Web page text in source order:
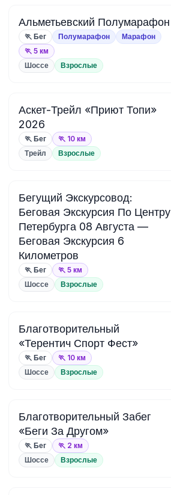
Альметьевский Полумарафон
🏃 Бег Полумарафон
Марафон
🏃 5 км
Шоссе Взрослые
Аскет-Трейл «Приют Топи»
2026
🏃 Бег
🏃 10 км
Трейл
Взрослые
Бегущий Экскурсовод:
Беговая Экскурсия По Центру
Петербурга 08 Августа —
Беговая Экскурсия 6
Километров
🏃 Бег 🏃 5 км
Шоссе Взрослые
Благотворительный
«Терентич Спорт Фест»
🏃 Бег 🏃 10 км
Шоссе Взрослые
Благотворительный Забег
«Беги За Другом»
🏃 Бег 🏃 2 км
Шоссе Взрослые